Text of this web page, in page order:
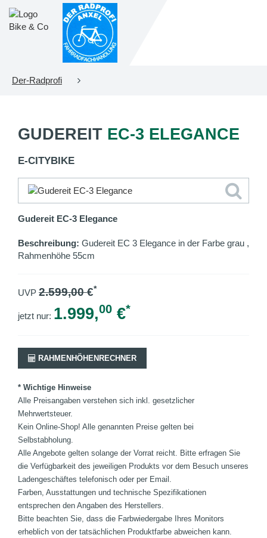
Der-Radprofi
GUDEREIT EC-3 ELEGANCE
E-CITYBIKE
Gudereit EC-3 Elegance
Beschreibung: Gudereit EC 3 Elegance in der Farbe grau ,
Rahmenhöhe 55cm
UVP 2.599,00€*
jetzt nur: 1.999,00 €*
RAHMENHÖHENRECHNER
* Wichtige Hinweise
Alle Preisangaben verstehen sich inkl. gesetzlicher
Mehrwertsteuer.
Kein Online-Shop! Alle genannten Preise gelten bei
Selbstabholung.
Alle Angebote gelten solange der Vorrat reicht. Bitte erfragen Sie
die Verfügbarkeit des jeweiligen Produkts vor dem Besuch unseres
Ladengeschäftes telefonisch oder per Email.
Farben, Ausstattungen und technische Spezifikationen
entsprechen den Angaben des Herstellers.
Bitte beachten Sie, dass die Farbwiedergabe Ihres Monitors
erheblich von der tatsächlichen Produktfarbe abweichen kann.